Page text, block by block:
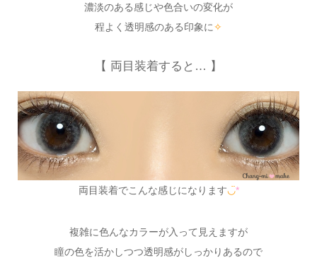
濃淡のある感じや色合いの変化が
程よく透明感のある印象に✧
【 両目装着すると… 】
両目装着でこんな感じになります◡̈*
複雑に色んなカラーが入って見えますが
瞳の色を活かしつつ透明感がしっかりあるので